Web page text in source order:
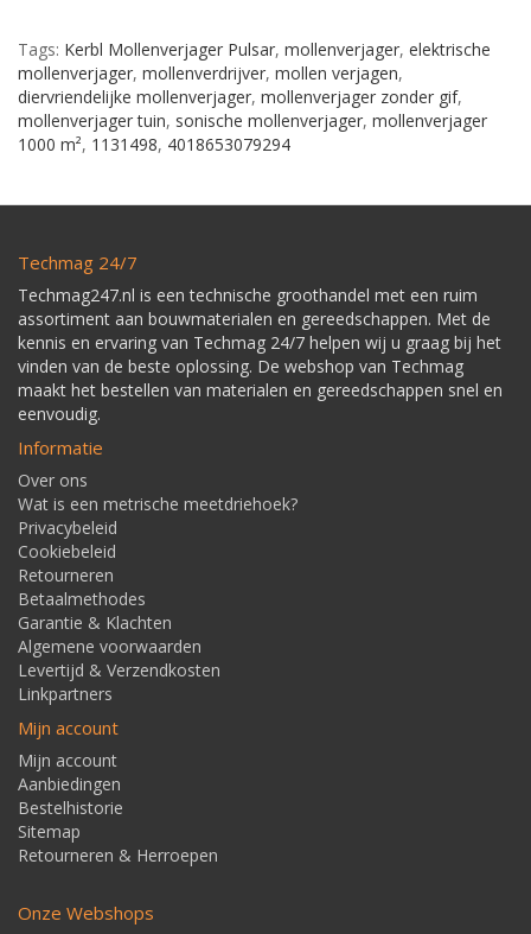
Tags: Kerbl Mollenverjager Pulsar, mollenverjager, elektrische
mollenverjager, mollenverdrijver, mollen verjagen,
diervriendelijke mollenverjager, mollenverjager zonder gif,
mollenverjager tuin, sonische mollenverjager, mollenverjager
1000 m², 1131498, 4018653079294
Techmag 24/7
Techmag247.nl is een technische groothandel met een ruim
assortiment aan bouwmaterialen en gereedschappen. Met de
kennis en ervaring van Techmag 24/7 helpen wij u graag bij het
vinden van de beste oplossing. De webshop van Techmag
maakt het bestellen van materialen en gereedschappen snel en
eenvoudig.
Informatie
Over ons
Wat is een metrische meetdriehoek?
Privacybeleid
Cookiebeleid
Retourneren
Betaalmethodes
Garantie & Klachten
Algemene voorwaarden
Levertijd & Verzendkosten
Linkpartners
Mijn account
Mijn account
Aanbiedingen
Bestelhistorie
Sitemap
Retourneren & Herroepen
Onze Webshops